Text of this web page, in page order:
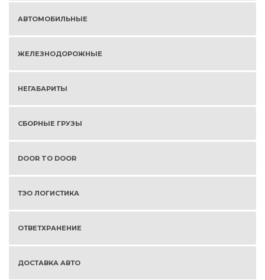
АВТОМОБИЛЬНЫЕ
ЖЕЛЕЗНОДОРОЖНЫЕ
НЕГАБАРИТЫ
СБОРНЫЕ ГРУЗЫ
DOOR TO DOOR
ТЭО ЛОГИСТИКА
ОТВЕТХРАНЕНИЕ
ДОСТАВКА АВТО